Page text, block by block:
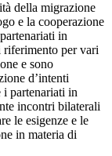
della migrazione
e la cooperazione
in
per vari
e sono
d’intenti
i partenariati in
incontri bilaterali
le esigenze e le
in materia di